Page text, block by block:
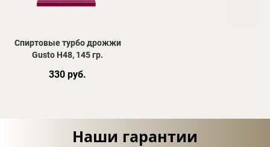
Спиртовые турбо дрожжи
Gusto H48, 145 гр.
330 руб.
Наши гарантии